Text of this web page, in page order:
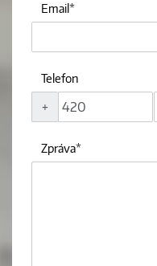
Email
Telefon
+
Zpráva